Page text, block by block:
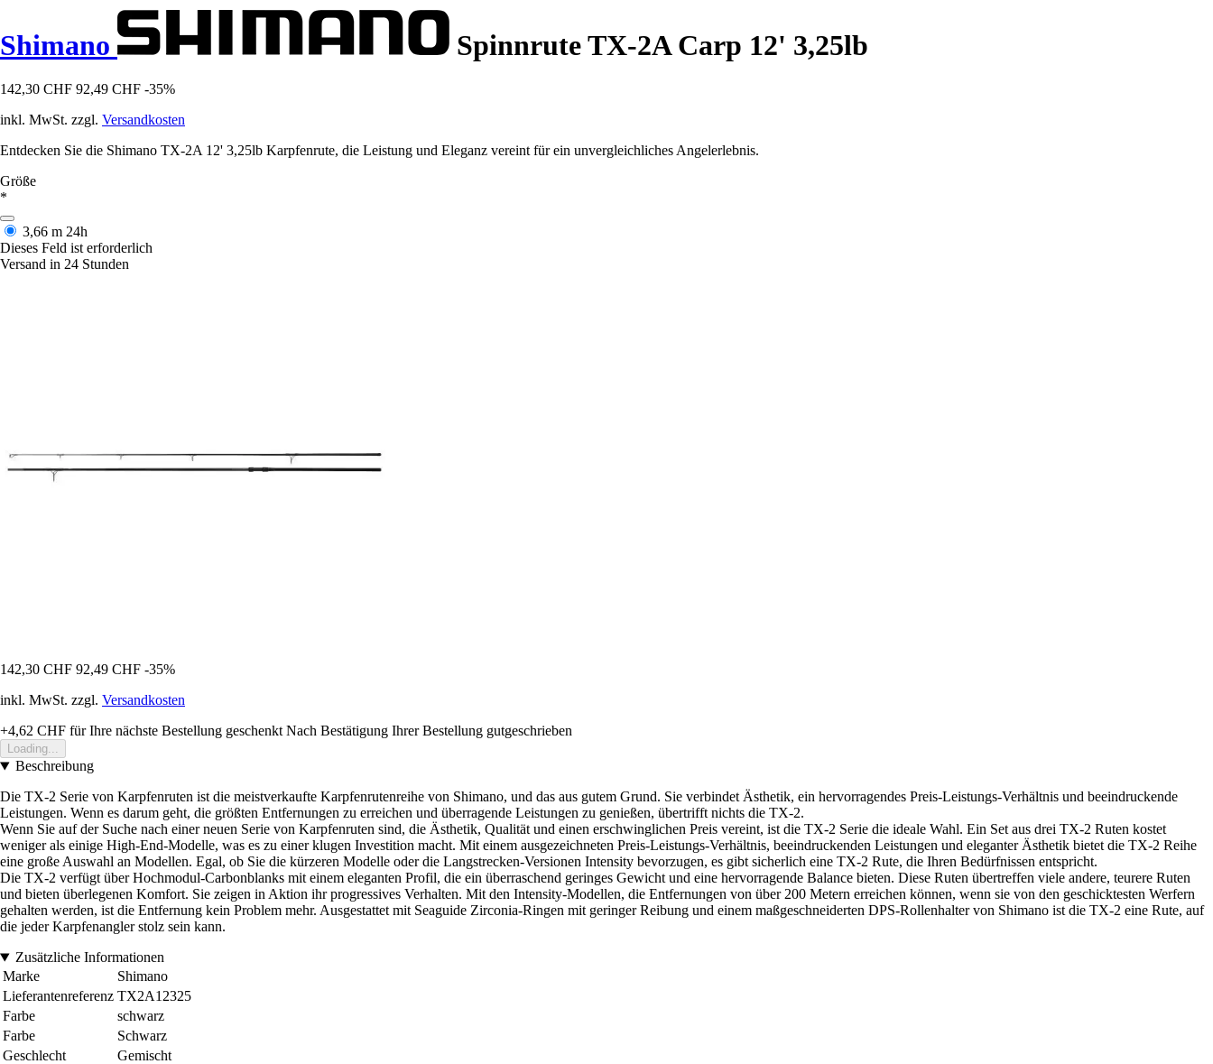
Shimano Spinnrute TX-2A Carp 12' 3,25lb
142,30 CHF 92,49 CHF -35%
inkl. MwSt. zzgl. Versandkosten
Entdecken Sie die Shimano TX-2A 12' 3,25lb Karpfenrute, die Leistung und Eleganz vereint für ein unvergleichliches Angelerlebnis.
Größe
*
3,66 m 24h
Dieses Feld ist erforderlich
Versand in 24 Stunden
142,30 CHF 92,49 CHF -35%
inkl. MwSt. zzgl. Versandkosten
+4,62 CHF für Ihre nächste Bestellung geschenkt Nach Bestätigung Ihrer Bestellung gutgeschrieben
Loading...
Beschreibung
Die TX-2 Serie von Karpfenruten ist die meistverkaufte Karpfenrutenreihe von Shimano, und das aus gutem Grund. Sie verbindet Ästhetik, ein hervorragendes Preis-Leistungs-Verhältnis und beeindruckende
Leistungen. Wenn es darum geht, die größten Entfernungen zu erreichen und überragende Leistungen zu genießen, übertrifft nichts die TX-2.
Wenn Sie auf der Suche nach einer neuen Serie von Karpfenruten sind, die Ästhetik, Qualität und einen erschwinglichen Preis vereint, ist die TX-2 Serie die ideale Wahl. Ein Set aus drei TX-2 Ruten kostet
weniger als einige High-End-Modelle, was es zu einer klugen Investition macht. Mit einem ausgezeichneten Preis-Leistungs-Verhältnis, beeindruckenden Leistungen und eleganter Ästhetik bietet die TX-2 Reihe
eine große Auswahl an Modellen. Egal, ob Sie die kürzeren Modelle oder die Langstrecken-Versionen Intensity bevorzugen, es gibt sicherlich eine TX-2 Rute, die Ihren Bedürfnissen entspricht.
Die TX-2 verfügt über Hochmodul-Carbonblanks mit einem eleganten Profil, die ein überraschend geringes Gewicht und eine hervorragende Balance bieten. Diese Ruten übertreffen viele andere, teurere Ruten
und bieten überlegenen Komfort. Sie zeigen in Aktion ihr progressives Verhalten. Mit den Intensity-Modellen, die Entfernungen von über 200 Metern erreichen können, wenn sie von den geschicktesten Werfern
gehalten werden, ist die Entfernung kein Problem mehr. Ausgestattet mit Seaguide Zirconia-Ringen mit geringer Reibung und einem maßgeschneiderten DPS-Rollenhalter von Shimano ist die TX-2 eine Rute, auf
die jeder Karpfenangler stolz sein kann.
Zusätzliche Informationen
Marke
Shimano
Lieferantenreferenz TX2A12325
Farbe
schwarz
Farbe
Schwarz
Geschlecht
Gemischt